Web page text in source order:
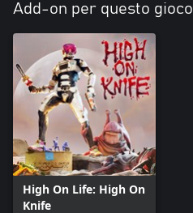
Add-on per questo gioco
High On Life: High On
Knife